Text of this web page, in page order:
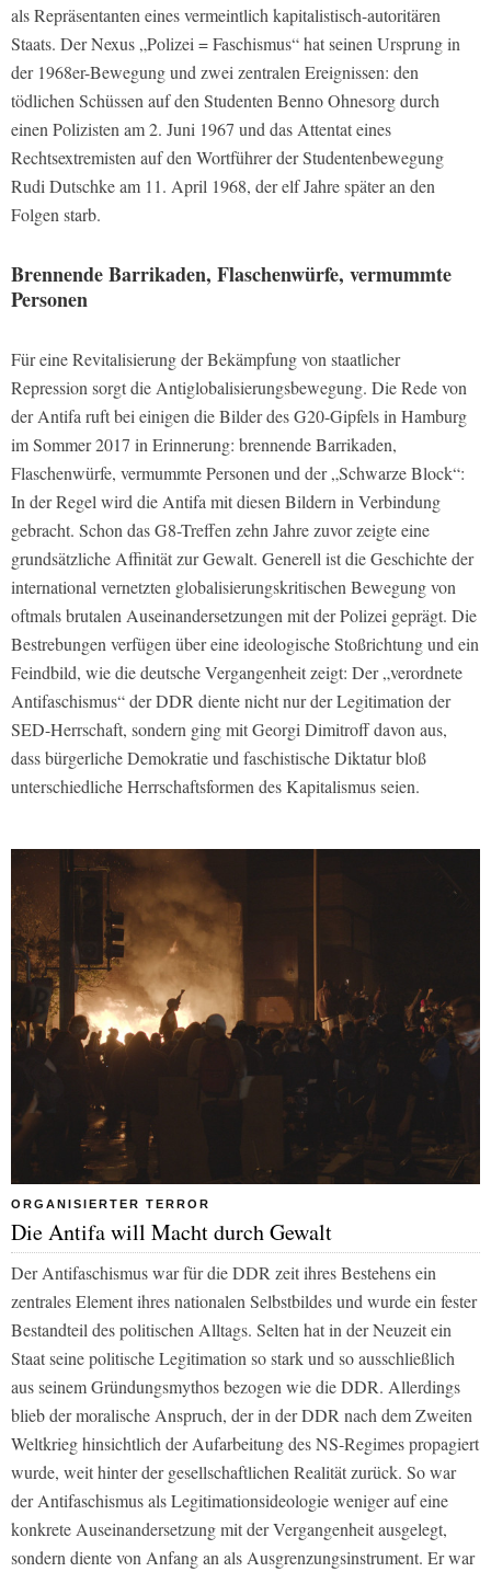
als Repräsentanten eines vermeintlich kapitalistisch-autoritären
Staats. Der Nexus „Polizei = Faschismus“ hat seinen Ursprung in
der 1968er-Bewegung und zwei zentralen Ereignissen: den
tödlichen Schüssen auf den Studenten Benno Ohnesorg durch
einen Polizisten am 2. Juni 1967 und das Attentat eines
Rechtsextremisten auf den Wortführer der Studentenbewegung
Rudi Dutschke am 11. April 1968, der elf Jahre später an den
Folgen starb.
Brennende Barrikaden, Flaschenwürfe, vermummte
Personen
Für eine Revitalisierung der Bekämpfung von staatlicher
Repression sorgt die Antiglobalisierungsbewegung. Die Rede von
der Antifa ruft bei einigen die Bilder des G20-Gipfels in Hamburg
im Sommer 2017 in Erinnerung: brennende Barrikaden,
Flaschenwürfe, vermummte Personen und der „Schwarze Block“:
In der Regel wird die Antifa mit diesen Bildern in Verbindung
gebracht. Schon das G8-Treffen zehn Jahre zuvor zeigte eine
grundsätzliche Affinität zur Gewalt. Generell ist die Geschichte der
international vernetzten globalisierungskritischen Bewegung von
oftmals brutalen Auseinandersetzungen mit der Polizei geprägt. Die
Bestrebungen verfügen über eine ideologische Stoßrichtung und ein
Feindbild, wie die deutsche Vergangenheit zeigt: Der „verordnete
Antifaschismus“ der DDR diente nicht nur der Legitimation der
SED-Herrschaft, sondern ging mit Georgi Dimitroff davon aus,
dass bürgerliche Demokratie und faschistische Diktatur bloß
unterschiedliche Herrschaftsformen des Kapitalismus seien.
ORGANISIERTER TERROR
Die Antifa will Macht durch Gewalt
Der Antifaschismus war für die DDR zeit ihres Bestehens ein
zentrales Element ihres nationalen Selbstbildes und wurde ein fester
Bestandteil des politischen Alltags. Selten hat in der Neuzeit ein
Staat seine politische Legitimation so stark und so ausschließlich
aus seinem Gründungsmythos bezogen wie die DDR. Allerdings
blieb der moralische Anspruch, der in der DDR nach dem Zweiten
Weltkrieg hinsichtlich der Aufarbeitung des NS-Regimes propagiert
wurde, weit hinter der gesellschaftlichen Realität zurück. So war
der Antifaschismus als Legitimationsideologie weniger auf eine
konkrete Auseinandersetzung mit der Vergangenheit ausgelegt,
sondern diente von Anfang an als Ausgrenzungsinstrument. Er war